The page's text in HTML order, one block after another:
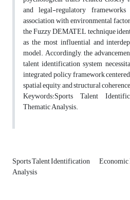
and legal-regulatory
association with environmental
the Fuzzy DEMATEL technique
as the most influential and
model. Accordingly, the
talent identification system
integrated policy framework
spatial equity, and structural
Keywords:Sports Talent
Thematic Analysis.
Sports Talent Identification
Analysis